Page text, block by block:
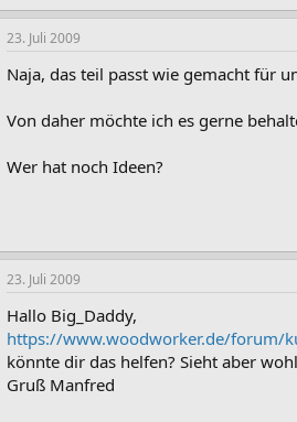
23. Juli 2009
Naja, das teil passt wie gemacht für
Von daher möchte ich es gerne
Wer hat noch Ideen?
23. Juli 2009
Hallo Big_Daddy,
https://www.woodworker.de/forum/
könnte dir das helfen? Sieht aber
Gruß Manfred